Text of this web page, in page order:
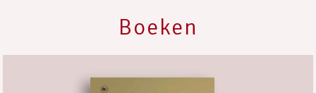
Boeken